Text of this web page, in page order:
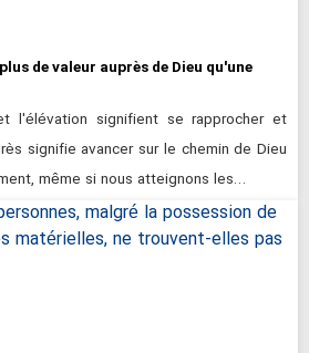
de valeur auprès de Dieu qu'une
l'élévation signifient se rapprocher et
signifie avancer sur le chemin de Dieu
même si nous atteignons les…